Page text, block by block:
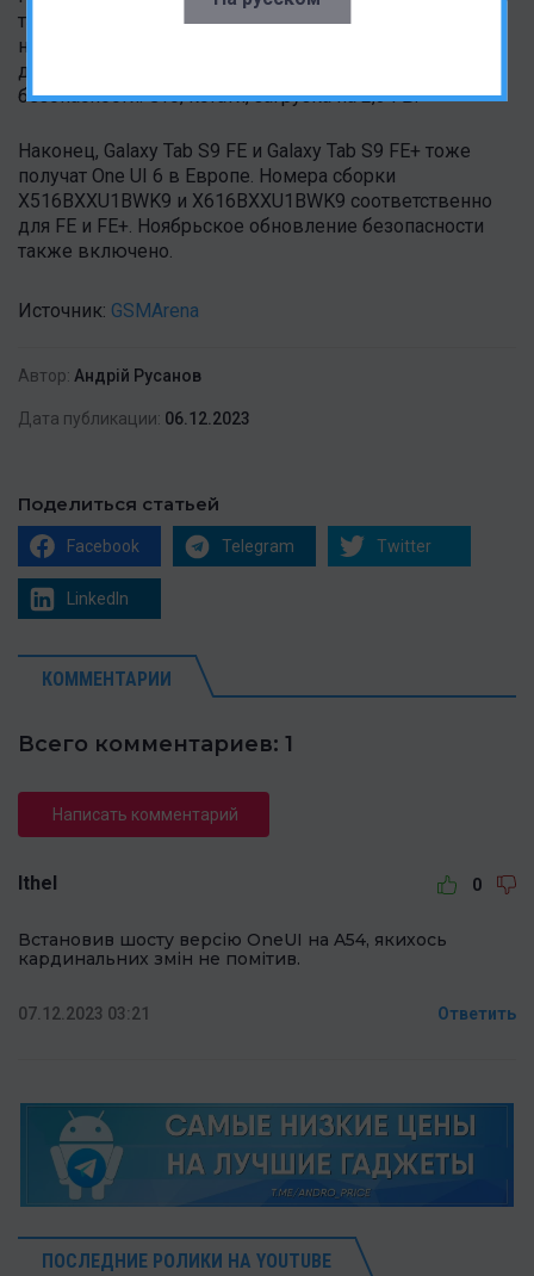
также вводится в некоторых странах Европы с
номером сборки A336BXXU7DWK6 и, как вы
догадались, ноябрьскими исправлениями
безопасности. Это, кстати, загрузка на 2,3 ГБ.
Наконец, Galaxy Tab S9 FE и Galaxy Tab S9 FE+ тоже
получат One UI 6 в Европе. Номера сборки
X516BXXU1BWK9 и X616BXXU1BWK9 соответственно
для FE и FE+. Ноябрьское обновление безопасности
также включено.
Источник: GSMArena
Автор: Андрій Русанов
Дата публикации: 06.12.2023
Поделиться статьей
Facebook Telegram Twitter
LinkedIn
КОММЕНТАРИИ
Всего комментариев: 1
Написать комментарий
Ithel 0
Встановив шосту версію OneUI на A54, якихось
кардинальних змін не помітив.
07.12.2023 03:21 Ответить
ПОСЛЕДНИЕ РОЛИКИ НА YOUTUBE